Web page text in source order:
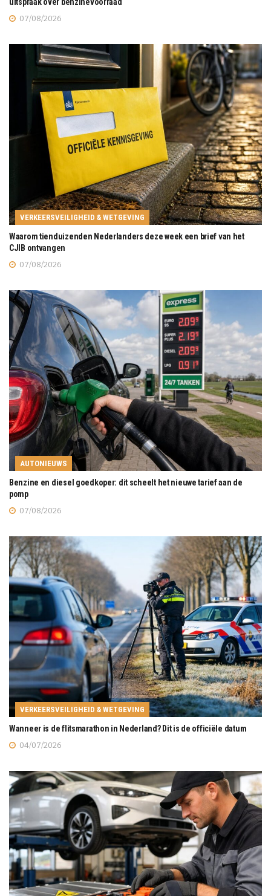
07/08/2026
VERKEERSVEILIGHEID & WETGEVING
Waarom tienduizenden Nederlanders deze week een brief van het
CJIB ontvangen
07/08/2026
AUTONIEUWS
Benzine en diesel goedkoper: dit scheelt het nieuwe tarief aan de
pomp
07/08/2026
VERKEERSVEILIGHEID & WETGEVING
Wanneer is de flitsmarathon in Nederland? Dit is de officiële datum
04/07/2026